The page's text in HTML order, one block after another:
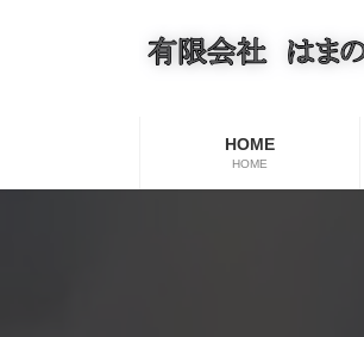
キ
に
HOME
HOME